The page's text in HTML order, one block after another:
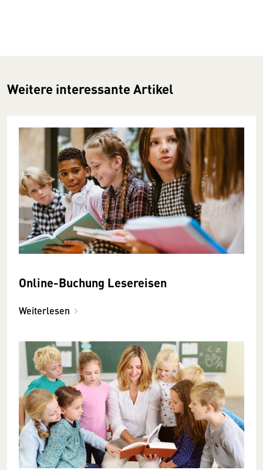
Weitere interessante Artikel
Online-Buchung Lesereisen
Weiterlesen